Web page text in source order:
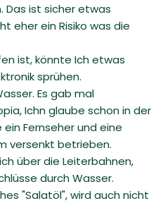
Das ist sicher etwas
eher ein Risiko was die
ist, könnte Ich etwas
sprühen.
Es gab mal
Ichn glaube schon in der
Fernseher und eine
versenkt betrieben.
über die Leiterbahnen,
durch Wasser.
"Salatöl", wird auch nicht